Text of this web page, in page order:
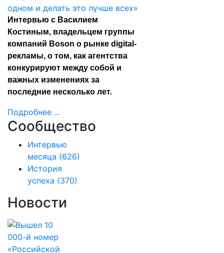
Интервью с Василием
Костиным, владельцем группы
компаний Boson о рынке digital-
рекламы, о том, как агентства
конкурируют между собой и
важных изменениях за
последние несколько лет.
Подробнее ...
Сообщество
Интервью
месяца (626)
История
успеха (370)
Новости